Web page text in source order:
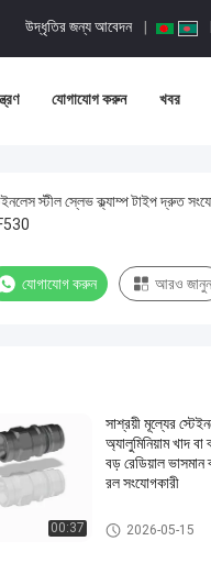
উদ্ধৃতির জন্য আবেদন
যোগাযোগ করুন খবর
স্টীল স্লেভ ক্ল্যাম্প টাইপ দ্রুত
যোগাযোগ করুন আরও জানুন
00:37
সাশ্রয়ী মূল্যের
অ্যালুমিনিয়াম খাদ
বড় রেডিয়াল ভাসমান
রল সংযোগকারী
দ্রুত সংযোগ সংযোগ
2026-05-15